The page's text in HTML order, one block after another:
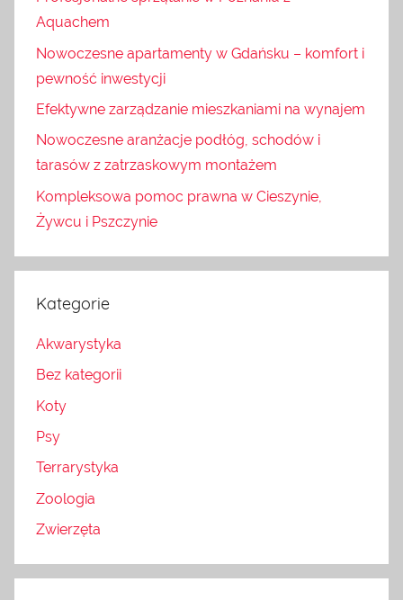
Aquachem
Nowoczesne apartamenty w Gdańsku – komfort i
pewność inwestycji
Efektywne zarządzanie mieszkaniami na wynajem
Nowoczesne aranżacje podłóg, schodów i
tarasów z zatrzaskowym montażem
Kompleksowa pomoc prawna w Cieszynie,
Żywcu i Pszczynie
Kategorie
Akwarystyka
Bez kategorii
Koty
Psy
Terrarystyka
Zoologia
Zwierzęta